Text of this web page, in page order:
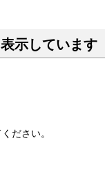
示しています
ださい。